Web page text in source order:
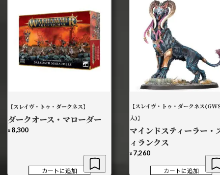
【スレイヴ・トゥ・ダークネス】
ダークオース・マローダー
¥ 8,300
カートに追加
【スレイヴ・トゥ・ダークネス
入)】
マインドスティーラー・
ィランクス
¥ 7,260
カートに追加